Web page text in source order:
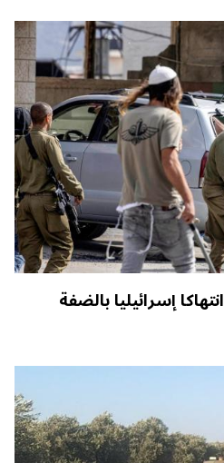
مركز معطى يوثق 1631 انتهاكا إسرائيليا بالضفة